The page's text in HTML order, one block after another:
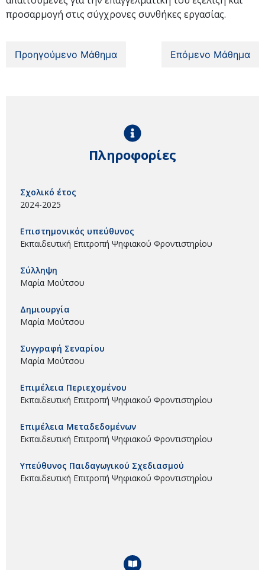
προσαρμογή στις σύγχρονες συνθήκες εργασίας.
Προηγούμενο Μάθημα Επόμενο Μάθημα
Πληροφορίες
Σχολικό έτος
2024-2025
Επιστημονικός υπεύθυνος
Εκπαιδευτική Επιτροπή Ψηφιακού Φροντιστηρίου
Σύλληψη
Μαρία Μούτσου
Δημιουργία
Μαρία Μούτσου
Συγγραφή Σεναρίου
Μαρία Μούτσου
Επιμέλεια Περιεχομένου
Εκπαιδευτική Επιτροπή Ψηφιακού Φροντιστηρίου
Επιμέλεια Μεταδεδομένων
Εκπαιδευτική Επιτροπή Ψηφιακού Φροντιστηρίου
Υπεύθυνος Παιδαγωγικού Σχεδιασμού
Εκπαιδευτική Επιτροπή Ψηφιακού Φροντιστηρίου